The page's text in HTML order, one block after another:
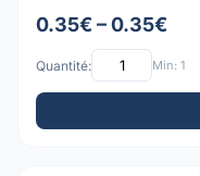
0.35€ – 0.35€
Quantité: Min: 1